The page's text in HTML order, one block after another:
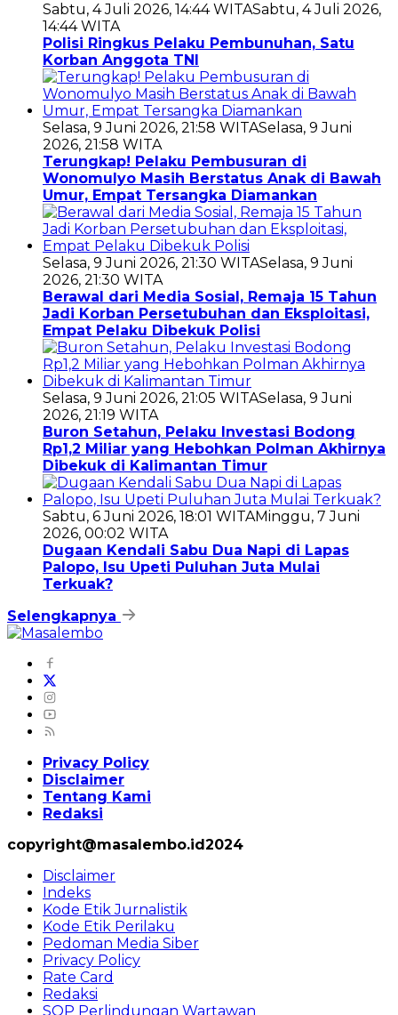
Sabtu, 4 Juli 2026, 14:44 WITASabtu, 4 Juli 2026,
14:44 WITA
Polisi Ringkus Pelaku Pembunuhan, Satu
Korban Anggota TNI
Selasa, 9 Juni 2026, 21:58 WITASelasa, 9 Juni
2026, 21:58 WITA
Terungkap! Pelaku Pembusuran di
Wonomulyo Masih Berstatus Anak di Bawah
Umur, Empat Tersangka Diamankan
Selasa, 9 Juni 2026, 21:30 WITASelasa, 9 Juni
2026, 21:30 WITA
Berawal dari Media Sosial, Remaja 15 Tahun
Jadi Korban Persetubuhan dan Eksploitasi,
Empat Pelaku Dibekuk Polisi
Selasa, 9 Juni 2026, 21:05 WITASelasa, 9 Juni
2026, 21:19 WITA
Buron Setahun, Pelaku Investasi Bodong
Rp1,2 Miliar yang Hebohkan Polman Akhirnya
Dibekuk di Kalimantan Timur
Sabtu, 6 Juni 2026, 18:01 WITAMinggu, 7 Juni
2026, 00:02 WITA
Dugaan Kendali Sabu Dua Napi di Lapas
Palopo, Isu Upeti Puluhan Juta Mulai
Terkuak?
Selengkapnya
Privacy Policy
Disclaimer
Tentang Kami
Redaksi
copyright@masalembo.id2024
Disclaimer
Indeks
Kode Etik Jurnalistik
Kode Etik Perilaku
Pedoman Media Siber
Privacy Policy
Rate Card
Redaksi
SOP Perlindungan Wartawan